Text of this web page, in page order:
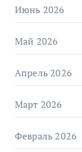
Июнь 2026
Май 2026
Апрель 2026
Март 2026
Февраль 2026